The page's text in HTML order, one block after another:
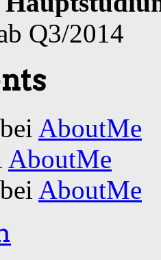
Q3/2014
AboutMe
AboutMe
AboutMe